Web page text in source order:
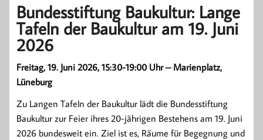
Bundesstiftung Baukultur: Lange
Tafeln der Baukultur am 19. Juni
2026
Freitag, 19. Juni 2026, 15:30-19:00 Uhr – Marienplatz,
Lüneburg
Zu Langen Tafeln der Baukultur lädt die Bundesstiftung
Baukultur zur Feier ihres 20-jährigen Bestehens am 19. Juni
2026 bundesweit ein. Ziel ist es, Räume für Begegnung und